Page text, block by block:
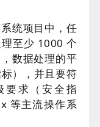
统项目中，任
至少 1000 个
数据处理的平
），并且要符
要求（安全指
等主流操作系